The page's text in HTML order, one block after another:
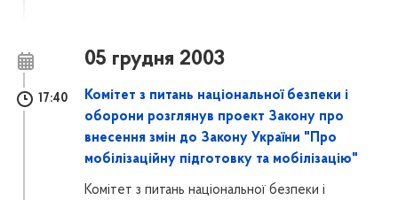
05 грудня 2003
17:40
Комітет з питань національної безпеки і
оборони розглянув проект Закону про
внесення змін до Закону України "Про
мобілізаційну підготовку та мобілізацію"
Комітет з питань національної безпеки і